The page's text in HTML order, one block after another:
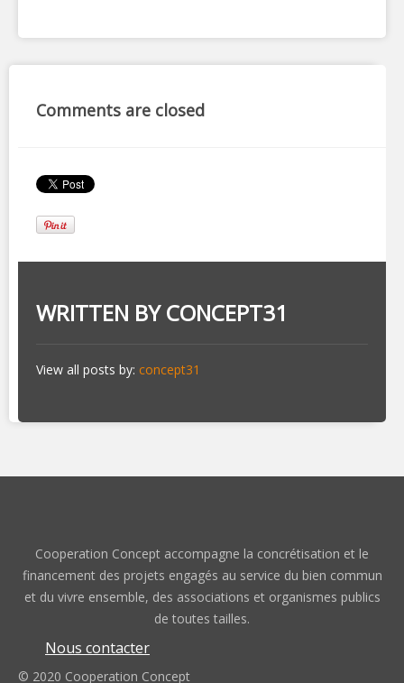
Comments are closed
WRITTEN BYCONCEPT31
View all posts by: concept31
Cooperation Concept accompagne la concrétisation et le
financement des projets engagés au service du bien commun
et du vivre ensemble, des associations et organismes publics
de toutes tailles.
Nous contacter
© 2020 Cooperation Concept